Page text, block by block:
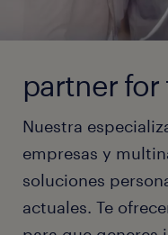
partner for
Nuestra
empresas y
soluciones
actuales. Te